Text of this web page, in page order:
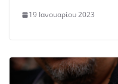
19 Ιανουαρίου 2023